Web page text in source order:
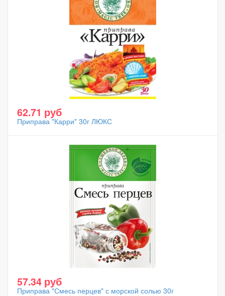
62.71 руб
Приправа "Карри" 30г ЛЮКС
57.34 руб
Приправа "Смесь перцев" с морской солью 30г